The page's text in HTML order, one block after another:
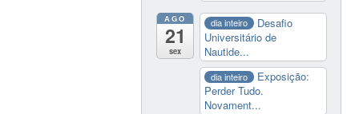
AGO
21
sex
dia inteiro
Desafio
Universitário de
Nautide...
dia inteiro
Exposição:
Perder Tudo.
Novament...